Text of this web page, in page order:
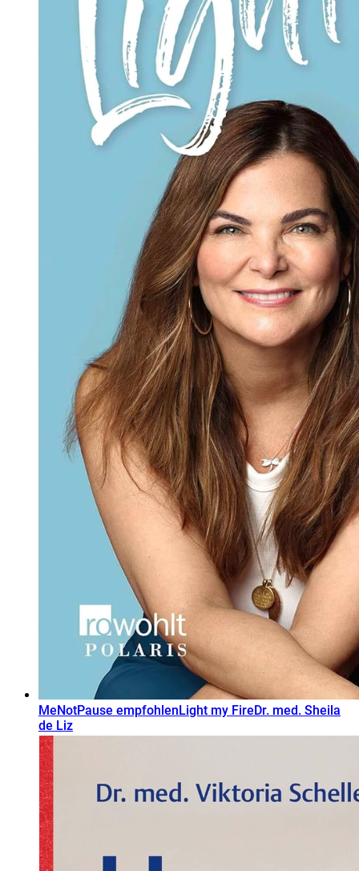
MeNotPause empfohlenLight my FireDr. med. Sheila
de Liz